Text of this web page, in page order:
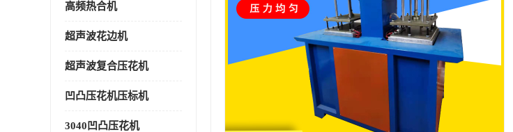
高频热合机
超声波花边机
超声波复合压花机
凹凸压花机压标机
3040凹凸压花机